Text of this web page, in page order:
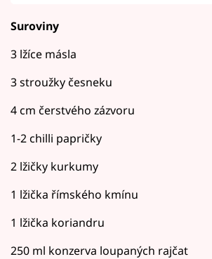
Suroviny
3 lžíce másla
3 stroužky česneku
4 cm čerstvého zázvoru
1-2 chilli papričky
2 lžičky kurkumy
1 lžička římského kmínu
1 lžička koriandru
250 ml konzerva loupaných rajčat